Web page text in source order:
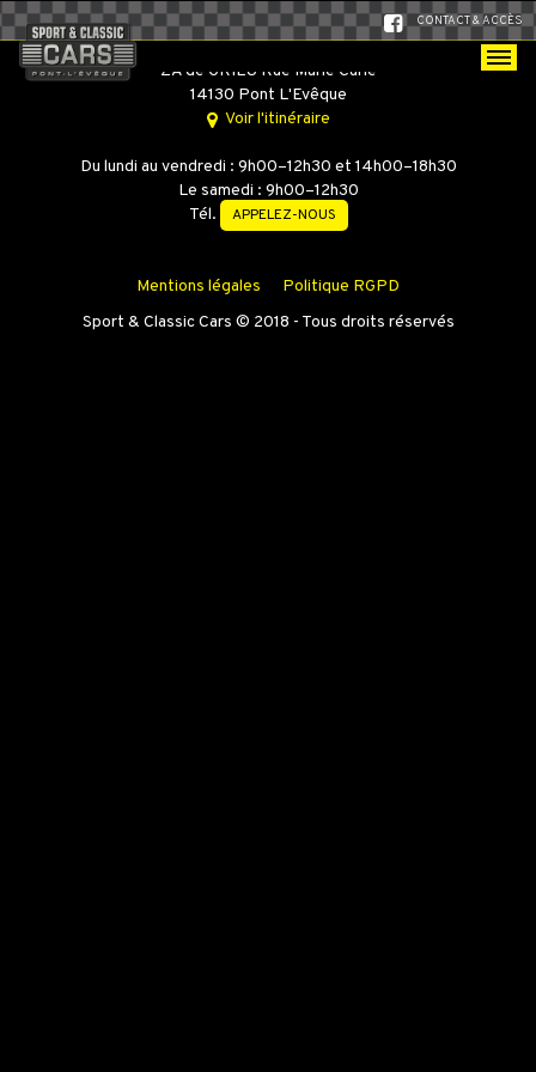
CONTACT & ACCÈS
SPORT & CLASSIC CARS
ZA de GRIEU Rue Marie Curie
14130 Pont L'Evêque
Voir l'itinéraire
Du lundi au vendredi : 9h00–12h30 et 14h00–18h30
Le samedi : 9h00–12h30
Tél.
APPELEZ-NOUS
Mentions légales
Politique RGPD
Sport & Classic Cars © 2018 - Tous droits réservés